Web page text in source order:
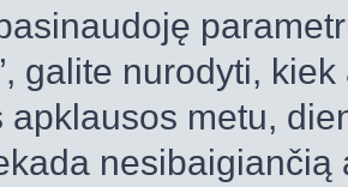
galite nurodyti,
apklausos metu,